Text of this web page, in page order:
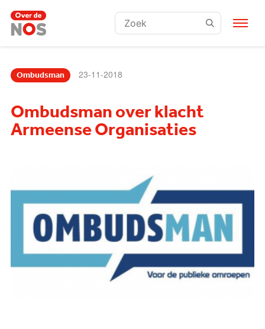
Zoeken:
Ombudsman 23-11-2018
Ombudsman over klacht
Armeense Organisaties